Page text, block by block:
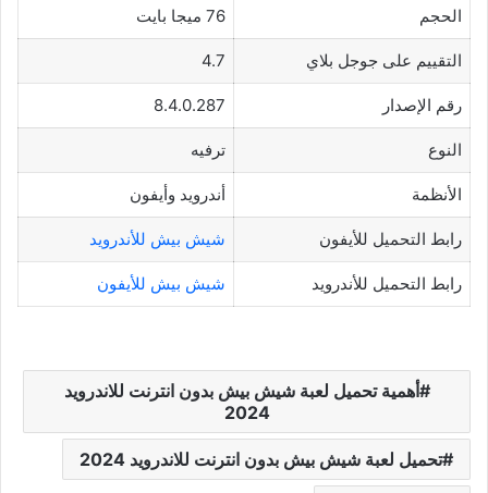
الحجم 76 ميجا بايت
التقييم على جوجل بلاي 4.7
رقم الإصدار 8.4.0.287
النوع ترفيه
الأنظمة أندرويد وأيفون
رابط التحميل للأيفون شيش بيش للأندرويد
رابط التحميل للأندرويد شيش بيش للأيفون
أهمية تحميل لعبة شيش بيش بدون انترنت للاندرويد
2024
تحميل لعبة شيش بيش بدون انترنت للاندرويد 2024